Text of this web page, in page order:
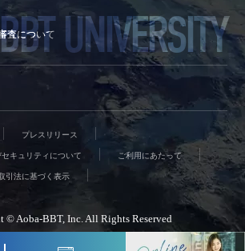
査について UNIVERSITY
プレスリリース
キュリティについて ご利用にあたって
引法に基づく表示
© Aoba-BBT, Inc. All Rights Reserved